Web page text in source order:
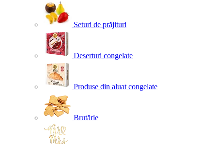
Seturi de prăjituri
Deserturi congelate
Produse din aluat congelate
Brutărie